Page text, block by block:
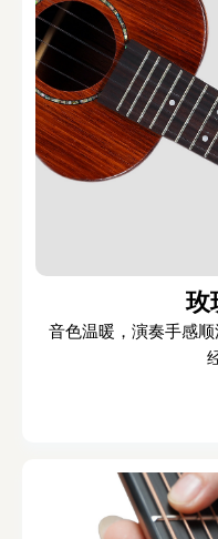
玫
音色温暖，演奏手感